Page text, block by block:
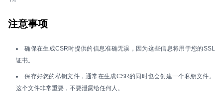
注意事项
确保在生成CSR时提供的信息准确无误，因为这些信息将用于您的SSL
证书。
保存好您的私钥文件，通常在生成CSR的同时也会创建一个私钥文件。
这个文件非常重要，不要泄露给任何人。